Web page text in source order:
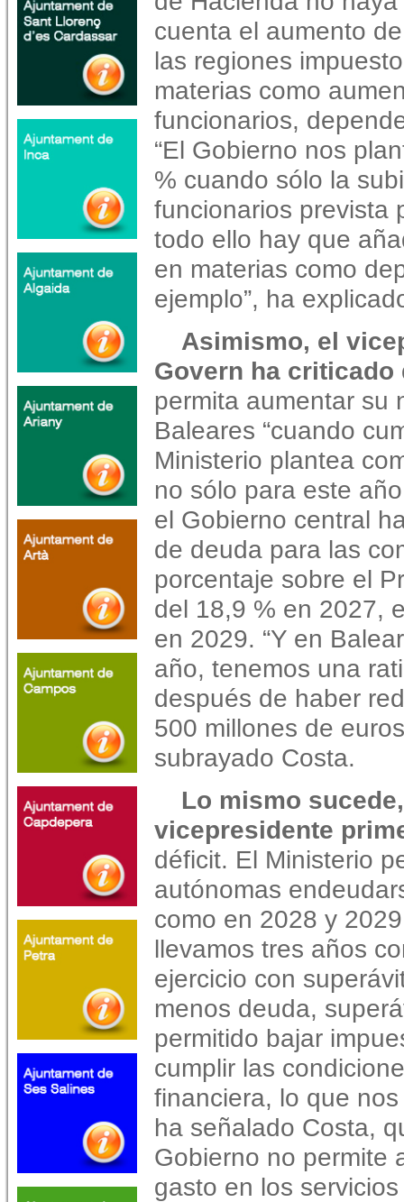
cuenta el aumento
las regiones
materias como
funcionarios,
“El Gobierno nos
% cuando sólo la
funcionarios prevista
todo ello hay que
en materias como
ejemplo”, ha
Asimismo, el
Govern ha criticado
permita aumentar su
Baleares “cuando
Ministerio plantea
no sólo para este
el Gobierno central
de deuda para las
porcentaje sobre el
del 18,9 % en 2027,
en 2029. “Y en
año, tenemos una
después de haber
500 millones de
subrayado Costa.
Lo mismo
vicepresidente
déficit. El Ministerio
autónomas
como en 2028 y
llevamos tres años
ejercicio con
menos deuda,
permitido bajar
cumplir las
financiera, lo que
ha señalado Costa,
Gobierno no permite
gasto en los